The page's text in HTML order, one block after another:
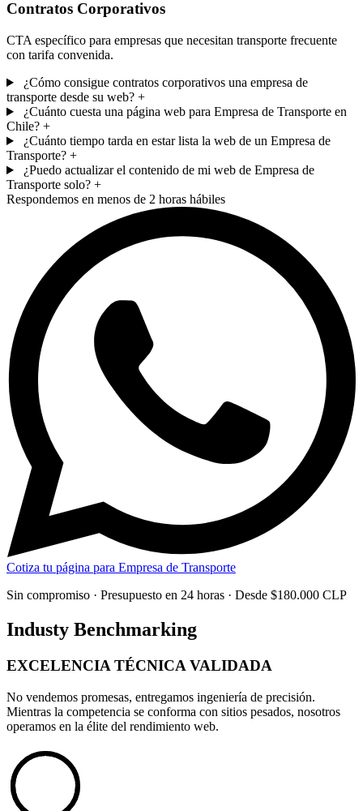
Contratos Corporativos
CTA específico para empresas que necesitan transporte frecuente
con tarifa convenida.
¿Cómo consigue contratos corporativos una empresa de
transporte desde su web? +
¿Cuánto cuesta una página web para Empresa de Transporte en
Chile? +
¿Cuánto tiempo tarda en estar lista la web de un Empresa de
Transporte? +
¿Puedo actualizar el contenido de mi web de Empresa de
Transporte solo? +
Respondemos en menos de 2 horas hábiles
Cotiza tu página para Empresa de Transporte
Sin compromiso · Presupuesto en 24 horas · Desde $180.000 CLP
Industy Benchmarking
EXCELENCIA TÉCNICA VALIDADA
No vendemos promesas, entregamos ingeniería de precisión.
Mientras la competencia se conforma con sitios pesados, nosotros
operamos en la élite del rendimiento web.